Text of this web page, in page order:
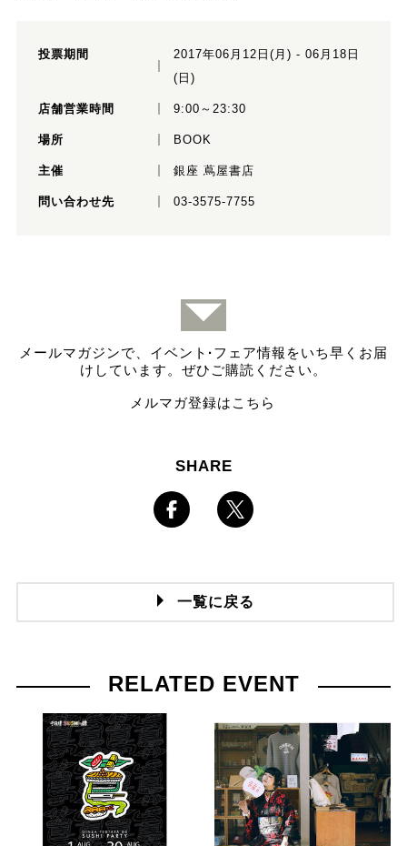
投票期間
2017年06月12日(月) - 06月18日
(日)
店舗営業時間 9:00～23:30
場所 BOOK
主催 銀座 蔦屋書店
問い合わせ先 03-3575-7755
メールマガジンで、イベント ·フェア情報をいち早くお届
けしています。ぜひご購読ください。
メルマガ登録はこちら
SHARE
一覧に戻る
RELATED EVENT